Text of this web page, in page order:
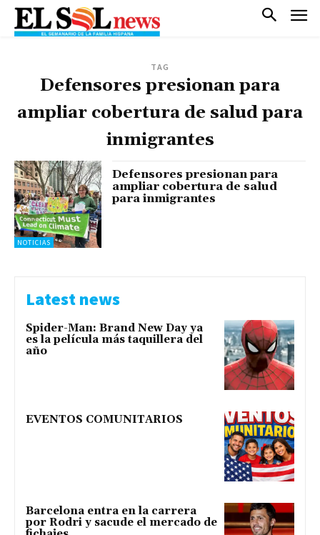
TAG
Defensores presionan para
ampliar cobertura de salud para
inmigrantes
NOTICIAS
Defensores presionan para
ampliar cobertura de salud
para inmigrantes
Latest news
Spider-Man: Brand New Day ya
es la película más taquillera del
año
EVENTOS COMUNITARIOS
Barcelona entra en la carrera
por Rodri y sacude el mercado de